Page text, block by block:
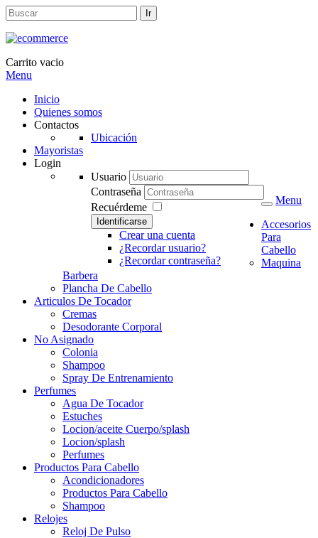
Carrito vacio
Menu
Inicio
Quienes somos
Contactos
Ubicación
Mayoristas
Login
Usuario
Contraseña
Recuérdeme
Identificarse
Crear una cuenta
¿Recordar usuario?
¿Recordar contraseña?
Menu
Accesorios
Para
Cabello
Maquina
Barbera
Plancha De Cabello
Articulos De Tocador
Cremas
Desodorante Corporal
No Asignado
Colonia
Shampoo
Spray De Entrenamiento
Perfumes
Agua De Tocador
Estuches
Locion/aceite Cuerpo/splash
Locion/splash
Perfumes
Productos Para Cabello
Acondicionadores
Productos Para Cabello
Shampoo
Relojes
Reloj De Pulso